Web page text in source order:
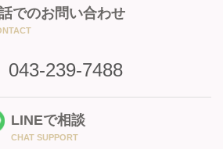
でのお問い合わせ
043-239-7488
LINEで相談
CHAT SUPPORT